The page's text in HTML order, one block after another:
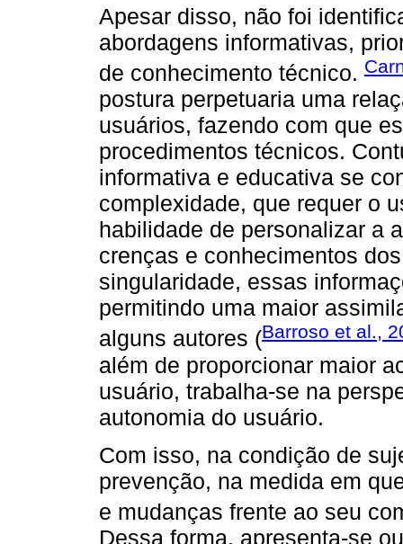
Apesar disso, não foi
abordagens informativas,
de conhecimento técnico.
postura perpetuaria uma
usuários, fazendo com que
procedimentos técnicos.
informativa e educativa se
complexidade, que requer o
habilidade de personalizar a
crenças e conhecimentos
singularidade, essas
permitindo uma maior
alguns autores (Barroso et al.,
além de proporcionar maior
usuário, trabalha-se na
autonomia do usuário.
Com isso, na condição de
prevenção, na medida em
e mudanças frente ao seu
Dessa forma, apresenta-se